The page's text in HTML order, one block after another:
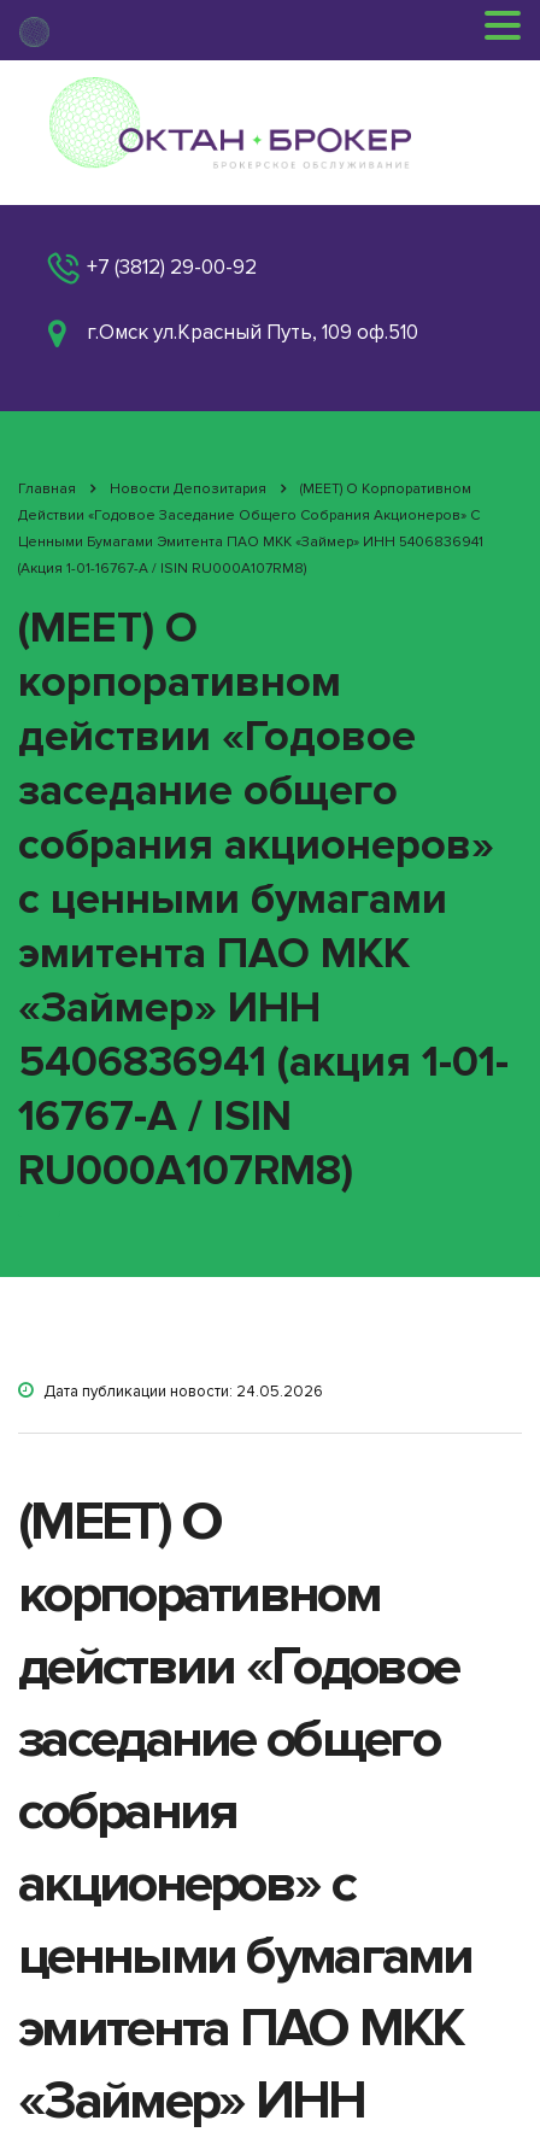
+7 (3812) 29-00-92
г.Омск ул.Красный Путь, 109 оф.510
Главная Новости Депозитария
(MEET) О Корпоративном
Действии «Годовое Заседание Общего Собрания Акционеров» С
Ценными Бумагами Эмитента ПАО МКК «Займер» ИНН 5406836941
(акция 1-01-16767-A / ISIN RU000A107RM8)
(MEET) О
корпоративном
действии «Годовое
заседание общего
собрания акционеров»
с ценными бумагами
эмитента ПАО МКК
«Займер» ИНН
5406836941 (акция 1-01-
16767-A / ISIN
RU000A107RM8)
Дата публикации новости: 24.05.2026
(MEET) О
корпоративном
действии «Годовое
заседание общего
собрания
акционеров» с
ценными бумагами
эмитента ПАО МКК
«Займер» ИНН